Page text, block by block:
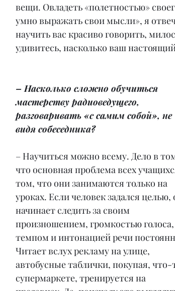
вещи. Овладеть «полетностью»
умно выражать свои мысли», я
научить вас красиво говорить,
удивитесь, насколько ваш
– Насколько сложно обучиться
мастерству радиоведущего,
разговаривать «с самим собой», не
видя собеседника?
– Научиться можно всему. Дело в
что основная проблема всех
том, что они занимаются только на
уроках. Если человек задался целью,
начинает следить за своим
произношением, громкостью голоса,
темпом и интонацией речи
Читает вслух рекламу на улице,
автобусные таблички, покупая, что-
супермаркете, тренируется на